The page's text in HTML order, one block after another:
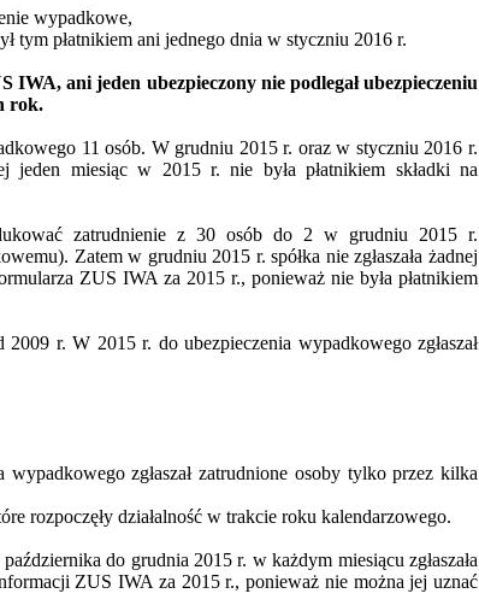
wypadkowe,
tym płatnikiem ani jednego dnia w styczniu 2016 r.
IWA, ani jeden ubezpieczony nie podlegał ubezpieczeniu
rok.
11 osób. W grudniu 2015 r. oraz w styczniu 2016 r.
jeden miesiąc w 2015 r. nie była płatnikiem składki na
zatrudnienie z 30 osób do 2 w grudniu 2015 r.
Zatem w grudniu 2015 r. spółka nie zgłaszała żadnej
ZUS IWA za 2015 r., ponieważ nie była płatnikiem
r. W 2015 r. do ubezpieczenia wypadkowego zgłaszał
wypadkowego zgłaszał zatrudnione osoby tylko przez kilka
rozpoczęły działalność w trakcie roku kalendarzowego.
do grudnia 2015 r. w każdym miesiącu zgłaszała
ZUS IWA za 2015 r., ponieważ nie można jej uznać